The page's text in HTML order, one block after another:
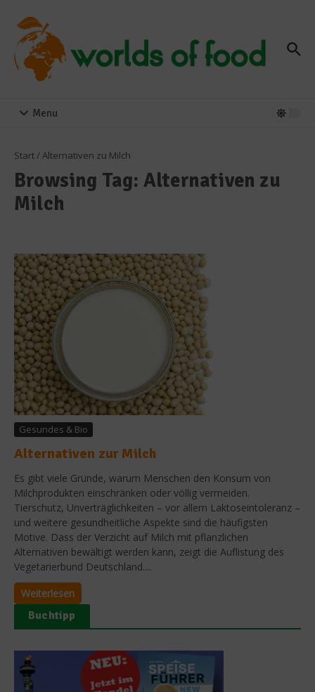
Menu
Start/ Alternativen zu Milch
Browsing Tag: Alternativen zu
Milch
Gesundes & Bio
Alternativen zur Milch
Es gibt viele Gründe, warum Menschen den Konsum von
Milchprodukten einschränken oder völlig vermeiden.
Tierschutz, Unverträglichkeiten – vor allem Laktoseintoleranz –
und weitere gesundheitliche Aspekte sind die häufigsten
Motive. Dass der Verzicht auf Milch mit pflanzlichen
Alternativen bewältigt werden kann, zeigt die Auflistung des
Vegetarierbund Deutschland....
Weiterlesen
Buchtipp